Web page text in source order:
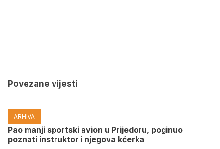
Povezane vijesti
ARHIVA
Pao manji sportski avion u Prijedoru, poginuo
poznati instruktor i njegova kćerka